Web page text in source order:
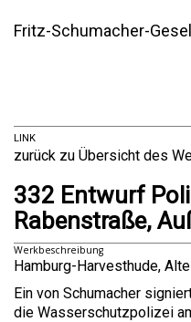
Fritz-Schumacher-
LINK
zurück zu Übersicht des
332 Entwurf
Rabenstraße,
Werkbeschreibung
Hamburg-Harvesthude,
Ein von Schumacher
die Wasserschutzpolizei